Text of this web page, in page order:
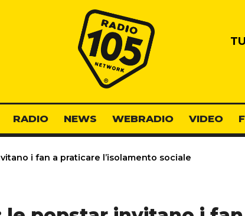
Radio 105
RADIO NEWS WEBRADIO VIDEO
i fan a praticare l’isolamento sociale